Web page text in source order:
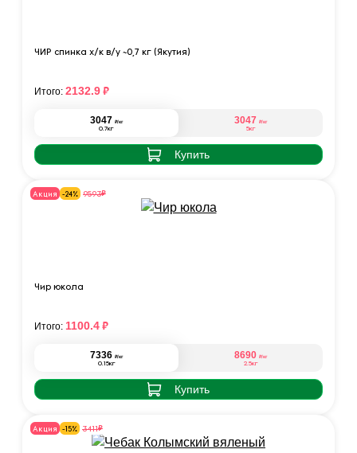
ЧИР спинка х/к в/у ~0,7 кг (Якутия)
3047 ₽/кг
0.7кг
3047 ₽/кг
5кг
Купить
Итого: 2132.9₽
Акция -24% 9593₽
Чир юкола
7336 ₽/кг
0.15кг
8690 ₽/кг
2.5кг
Купить
Итого: 1100.4₽
Акция -15% 3411₽